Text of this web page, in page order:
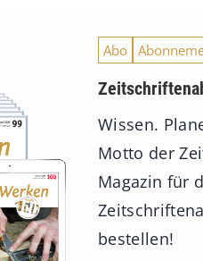
Abo
Wissen.
Motto der
Magazin für
bestellen!